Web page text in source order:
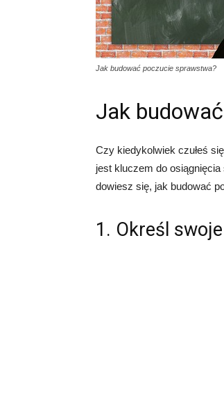
Jak budować poczucie sprawstwa?
Jak
Czy kiedykolwiek czułeś
jest kluczem do
dowiesz się, jak budować
1. Określ